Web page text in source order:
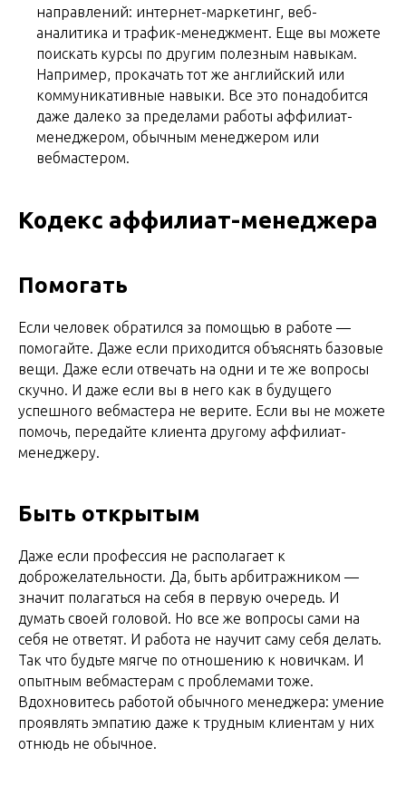
направлений: интернет-маркетинг, веб-
аналитика и трафик-менеджмент. Еще вы можете
поискать курсы по другим полезным навыкам.
Например, прокачать тот же английский или
коммуникативные навыки. Все это понадобится
даже далеко за пределами работы аффилиат-
менеджером, обычным менеджером или
вебмастером.
Кодекс аффилиат-менеджера
Помогать
Если человек обратился за помощью в работе —
помогайте. Даже если приходится объяснять базовые
вещи. Даже если отвечать на одни и те же вопросы
скучно. И даже если вы в него как в будущего
успешного вебмастера не верите. Если вы не можете
помочь, передайте клиента другому аффилиат-
менеджеру.
Быть открытым
Даже если профессия не располагает к
доброжелательности. Да, быть арбитражником —
значит полагаться на себя в первую очередь. И
думать своей головой. Но все же вопросы сами на
себя не ответят. И работа не научит саму себя делать.
Так что будьте мягче по отношению к новичкам. И
опытным вебмастерам с проблемами тоже.
Вдохновитесь работой обычного менеджера: умение
проявлять эмпатию даже к трудным клиентам у них
отнюдь не обычное.